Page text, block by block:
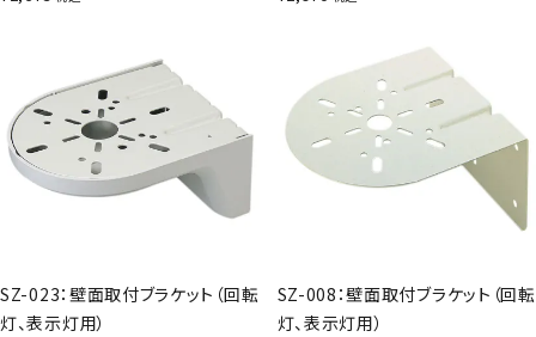
SZ-023：壁面取付ブラケット（回転
灯、表示灯用）
SZ-008：壁面取付ブラケット（回転
灯、表示灯用）